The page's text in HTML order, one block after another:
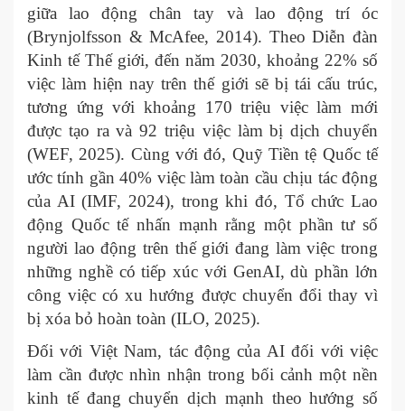
giữa lao động chân tay và lao động trí óc
(Brynjolfsson & McAfee, 2014). Theo Diễn đàn
Kinh tế Thế giới, đến năm 2030, khoảng 22% số
việc làm hiện nay trên thế giới sẽ bị tái cấu trúc,
tương ứng với khoảng 170 triệu việc làm mới
được tạo ra và 92 triệu việc làm bị dịch chuyển
(WEF, 2025). Cùng với đó, Quỹ Tiền tệ Quốc tế
ước tính gần 40% việc làm toàn cầu chịu tác động
của AI (IMF, 2024), trong khi đó, Tổ chức Lao
động Quốc tế nhấn mạnh rằng một phần tư số
người lao động trên thế giới đang làm việc trong
những nghề có tiếp xúc với GenAI, dù phần lớn
công việc có xu hướng được chuyển đổi thay vì
bị xóa bỏ hoàn toàn (ILO, 2025).
Đối với Việt Nam, tác động của AI đối với việc
làm cần được nhìn nhận trong bối cảnh một nền
kinh tế đang chuyển dịch mạnh theo hướng số